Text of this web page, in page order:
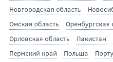
Новгородская область
Омская область
Оренбургская
Орловская область
Пакистан
Пермский край
Польша